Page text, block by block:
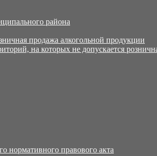
района
продажа алкогольной продукции
на которых не допускается
нормативного правового акта